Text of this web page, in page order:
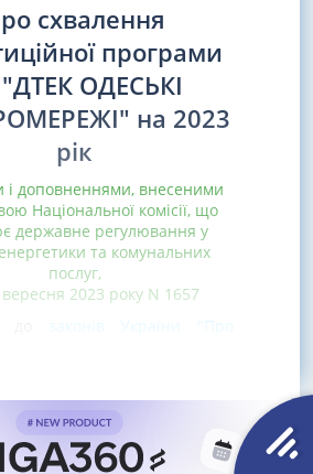
схвалення
програми
ОДЕСЬКІ
на 2023
рік
і доповненнями, внесеними
Національної комісії, що
державне регулювання у
та комунальних
послуг,
вересня 2023 року N 1657
законів України "Про